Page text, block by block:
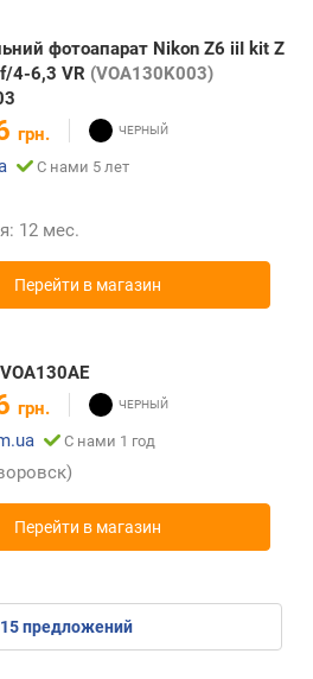
фотоапарат Nikon Z6 iiI kit Z
4-6,3 VR (VOA130K003)
грн.
С нами 5 лет
12 мес.
Перейти в магазин
грн.
С нами 1 год
Перейти в магазин
15предложений